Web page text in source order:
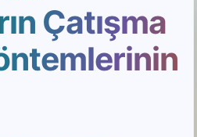
Çatışma